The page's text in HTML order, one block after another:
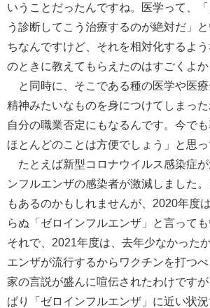
いうことだったんですね。医学って、
う診断してこう治療するのが絶対だ」
ちなんですけど、それを相対化するよ
のときに教えてもらえたのはすごくよか
と同時に、そこである種の医学や医
精神みたいなものを身につけてしまっ
自分の職業否定にもなるんです。今でも
ほとんどのことは方便でしょう」と思っ
たとえば新型コロナウイルス感染症が
ンフルエンザの感染者が激減しました
もあるのかもしれませんが、2020年度
らぬ「ゼロインフルエンザ」と言っても
それで、2021年度は、去年少なかった
エンザが流行するからワクチンを打つ
家の言説が盛んに喧伝されたわけです
ぱり「ゼロインフルエンザ」に近い状況